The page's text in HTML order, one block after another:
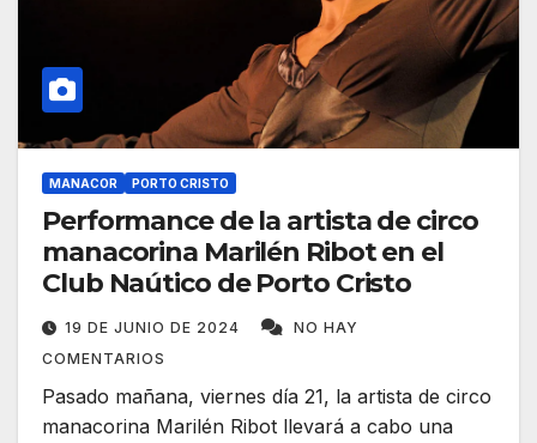
MANACOR PORTO CRISTO
Performance de la artista de circo
manacorina Marilén Ribot en el
Club Naútico de Porto Cristo
19 DE JUNIO DE 2024
NO HAY
COMENTARIOS
Pasado mañana, viernes día 21, la artista de circo
manacorina Marilén Ribot llevará a cabo una